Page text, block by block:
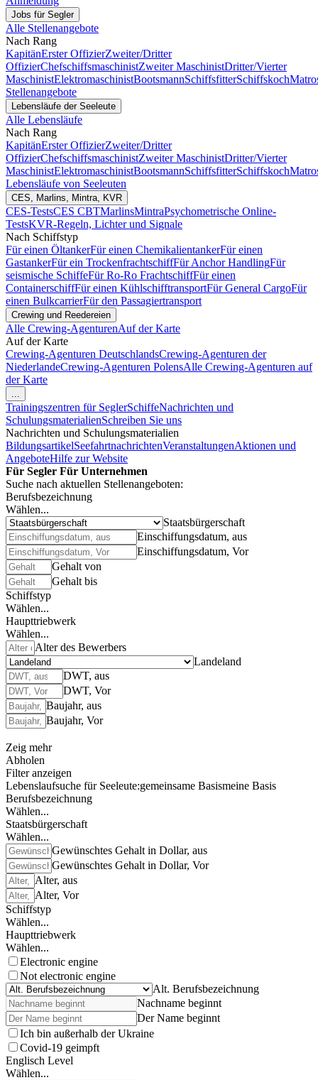
Jobs für Segler
Alle Stellenangebote
Nach Rang
KapitänErster OffizierZweiter/Dritter
OffizierChefschiffsmaschinistZweiter MaschinistDritter/Vierter
MaschinistElektromaschinistBootsmannSchiffsfitterSchiffskoch
Stellenangebote
Lebensläufe der Seeleute
Alle Lebensläufe
Nach Rang
KapitänErster OffizierZweiter/Dritter
OffizierChefschiffsmaschinistZweiter MaschinistDritter/Vierter
MaschinistElektromaschinistBootsmannSchiffsfitterSchiffskoch
Lebensläufe von Seeleuten
CES, Marlins, Mintra, KVR
CES-TestsCES CBTMarlinsMintraPsychometrische Online-
TestsKVR-Regeln, Lichter und Signale
Nach Schiffstyp
Für einen ÖltankerFür einen ChemikalientankerFür einen
GastankerFür ein TrockenfrachtschiffFür Anchor HandlingFür
seismische SchiffeFür Ro-Ro FrachtschiffFür einen
ContainerschiffFür einen KühlschifftransportFür General CargoFür
einen BulkcarrierFür den Passagiertransport
Crewing und Reedereien
Alle Crewing-AgenturenAuf der Karte
Auf der Karte
Crewing-Agenturen DeutschlandsCrewing-Agenturen der
NiederlandeCrewing-Agenturen PolensAlle Crewing-Agenturen auf
der Karte
...
Trainingszentren für SeglerSchiffeNachrichten und
SchulungsmaterialienSchreiben Sie uns
Nachrichten und Schulungsmaterialien
BildungsartikelSeefahrtnachrichtenVeranstaltungenAktionen und
AngeboteHilfe zur Website
Für Segler Für Unternehmen
Suche nach aktuellen Stellenangeboten:
Berufsbezeichnung
Wählen...
Staatsbürgerschaft
Einschiffungsdatum, aus
Einschiffungsdatum, Vor
Gehalt von
Gehalt bis
Schiffstyp
Wählen...
Haupttriebwerk
Wählen...
Alter des Bewerbers
Landeland
DWT, aus
DWT, Vor
Baujahr, aus
Baujahr, Vor
Zeig mehr
Abholen
Filter anzeigen
Lebenslaufsuche für Seeleute:gemeinsame Basismeine Basis
Berufsbezeichnung
Wählen...
Staatsbürgerschaft
Wählen...
Gewünschtes Gehalt in Dollar, aus
Gewünschtes Gehalt in Dollar, Vor
Alter, aus
Alter, Vor
Schiffstyp
Wählen...
Haupttriebwerk
Wählen...
Electronic engine
Not electronic engine
Alt. Berufsbezeichnung
Nachname beginnt
Der Name beginnt
Ich bin außerhalb der Ukraine
Covid-19 geimpft
Englisch Level
Wählen...